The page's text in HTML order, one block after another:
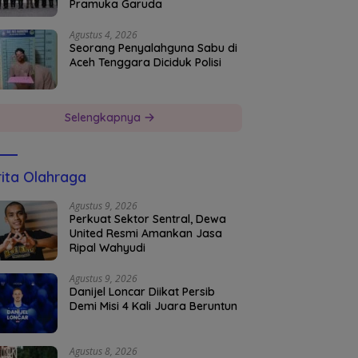
Pramuka Garuda
Agustus 4, 2026
Seorang Penyalahguna Sabu di
Aceh Tenggara Diciduk Polisi
Selengkapnya
Olahraga
Agustus 9, 2026
Perkuat Sektor Sentral, Dewa
United Resmi Amankan Jasa
Ripal Wahyudi
Agustus 9, 2026
Danijel Loncar Diikat Persib
Demi Misi 4 Kali Juara Beruntun
Agustus 8, 2026